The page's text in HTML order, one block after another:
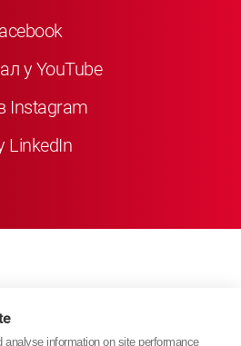
у YouTube
Instagram
LinkedIn
рабствоinformation on site performance